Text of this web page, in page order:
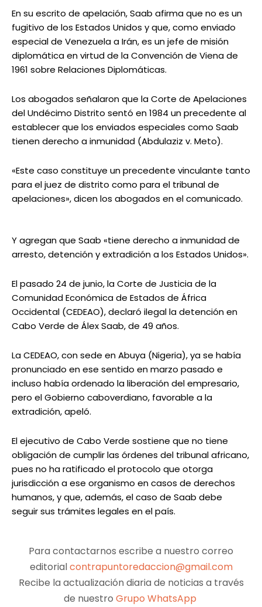
En su escrito de apelación, Saab afirma que no es un
fugitivo de los Estados Unidos y que, como enviado
especial de Venezuela a Irán, es un jefe de misión
diplomática en virtud de la Convención de Viena de
1961 sobre Relaciones Diplomáticas.
Los abogados señalaron que la Corte de Apelaciones
del Undécimo Distrito sentó en 1984 un precedente al
establecer que los enviados especiales como Saab
tienen derecho a inmunidad (Abdulaziz v. Meto).
«Este caso constituye un precedente vinculante tanto
para el juez de distrito como para el tribunal de
apelaciones», dicen los abogados en el comunicado.
Y agregan que Saab «tiene derecho a inmunidad de
arresto, detención y extradición a los Estados Unidos».
El pasado 24 de junio, la Corte de Justicia de la
Comunidad Económica de Estados de África
Occidental (CEDEAO), declaró ilegal la detención en
Cabo Verde de Álex Saab, de 49 años.
La CEDEAO, con sede en Abuya (Nigeria), ya se había
pronunciado en ese sentido en marzo pasado e
incluso había ordenado la liberación del empresario,
pero el Gobierno caboverdiano, favorable a la
extradición, apeló.
El ejecutivo de Cabo Verde sostiene que no tiene
obligación de cumplir las órdenes del tribunal africano,
pues no ha ratificado el protocolo que otorga
jurisdicción a ese organismo en casos de derechos
humanos, y que, además, el caso de Saab debe
seguir sus trámites legales en el país.
Para contactarnos escribe a nuestro correo
editorialcontrapuntoredaccion@gmail.com
Recibe la actualización diaria de noticias a través
de nuestro Grupo WhatsApp